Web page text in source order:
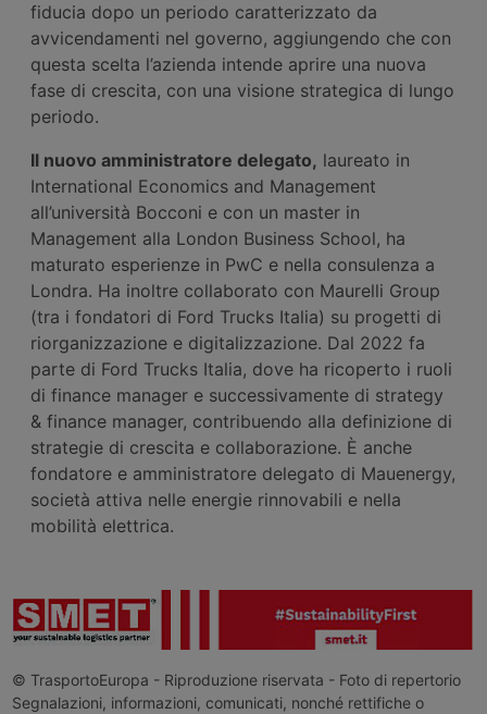
fiducia dopo un periodo caratterizzato da
avvicendamenti nel governo, aggiungendo che con
questa scelta l’azienda intende aprire una nuova
fase di crescita, con una visione strategica di lungo
periodo.
Il nuovo amministratore delegato, laureato in
International Economics and Management
all’università Bocconi e con un master in
Management alla London Business School, ha
maturato esperienze in PwC e nella consulenza a
Londra. Ha inoltre collaborato con Maurelli Group
(tra i fondatori di Ford Trucks Italia) su progetti di
riorganizzazione e digitalizzazione. Dal 2022 fa
parte di Ford Trucks Italia, dove ha ricoperto i ruoli
di finance manager e successivamente di strategy
& finance manager, contribuendo alla definizione di
strategie di crescita e collaborazione. È anche
fondatore e amministratore delegato di Mauenergy,
società attiva nelle energie rinnovabili e nella
mobilità elettrica.
© TrasportoEuropa - Riproduzione riservata - Foto di repertorio
Segnalazioni, informazioni, comunicati, nonché rettifiche o